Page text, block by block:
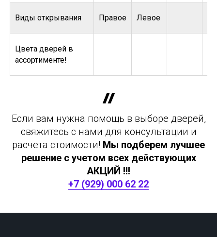
Виды открывания Правое Левое
Цвета дверей в
ассортименте!
Если вам нужна помощь в выборе дверей,
свяжитесь с нами для консультации и
расчета стоимости! Мы подберем лучшее
решение с учетом всех действующих
АКЦИЙ !!!
+7 (929) 000 62 22